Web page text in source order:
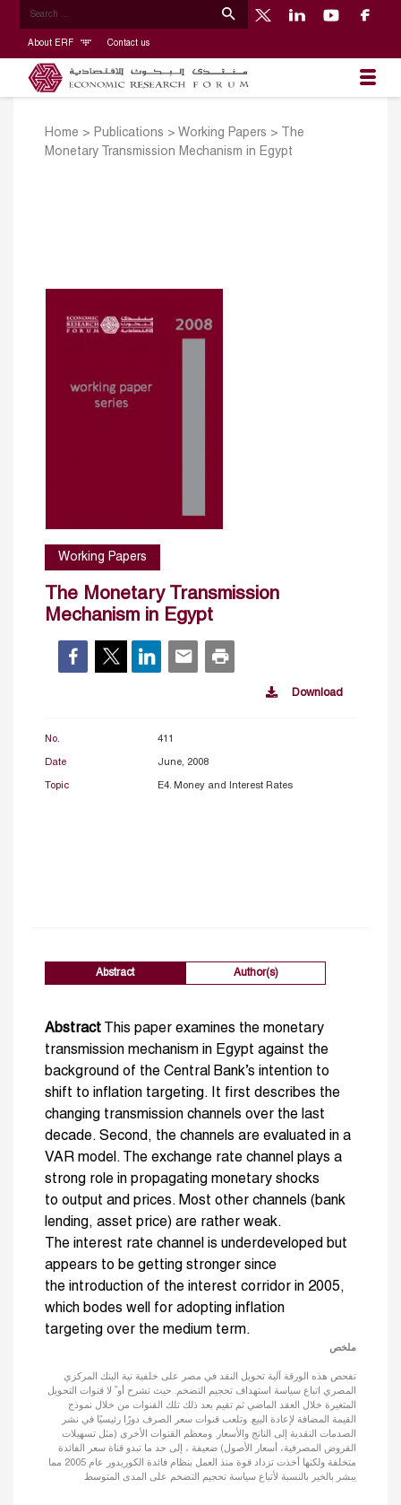
About ERF Contact us
Home > Publications > Working Papers >
The
Monetary Transmission Mechanism in Egypt
Working Papers
The Monetary Transmission
Mechanism in Egypt
Download
No. 411
Date June, 2008
Topic E4. Money and Interest Rates
Abstract Author(s)
Abstract This paper examines the monetary
transmission mechanism in Egypt against the
background of the Central Bank’s intention to
shift to inflation targeting. It first describes the
changing transmission channels over the last
decade. Second, the channels are evaluated in a
VAR model. The exchange rate channel plays a
strong role in propagating monetary shocks
to output and prices. Most other channels (bank
lending, asset price) are rather weak.
The interest rate channel is underdeveloped but
appears to be getting stronger since
the introduction of the interest corridor in 2005,
which bodes well for adopting inflation
targeting over the medium term.
ملخص
تفحص هذه الورقة آلية تحويل النقد في مصر على خلفية نية البنك المركزي
المصري اتباع سياسة استهداف تحجيم التضخم. حيث تشرح أو ً لا قنوات التحويل
المتغيرة خلال العقد الماضي ثم تقيم بعد ذلك تلك القنوات من خلال نموذج
القيمة المضافة لإعادة البيع. وتلعب قنوات سعر الصرف دورًا رئيسيًا في نشر
الصدمات النقدية إلى الناتج والأسعار. ومعظم القنوات الأخرى (مثل تسهيلات
القروض المصرفية، أسعار الأصول) ضعيفة ، إلى حد ما تبدو قناة سعر الفائدة
متخلفة ولكنها أخذت تزداد قوة منذ العمل بنظام فائدة الكوريدور عام 2005 مما
يبشر بالخير بالنسبة لأتباع سياسة تحجيم التضخم على المدى المتوسط